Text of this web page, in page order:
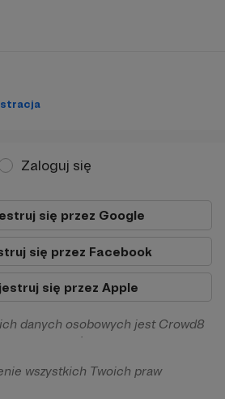
Zaloguj się
się przez Google
się przez Facebook
się przez Apple
danych osobowych jest Crowd8
ul. Żwirki i Wigury 16, 02-
osobowe będą przetwarzane w
umowy zawartej z Tobą, w
wszystkich Twoich praw
rozporządzenia o ochronie